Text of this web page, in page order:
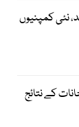
نئی کمپنیوں
کے نتائج